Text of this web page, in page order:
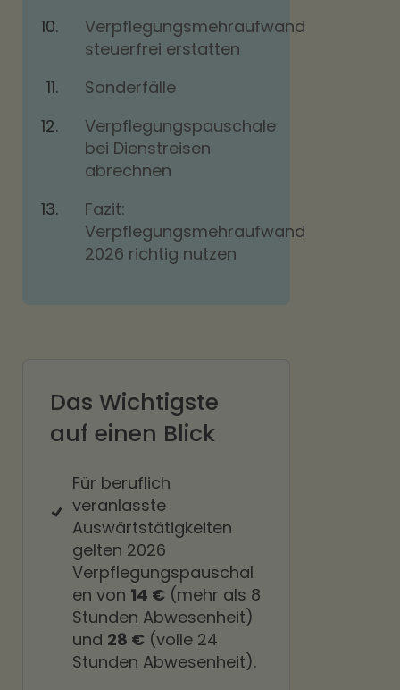
Verpflegungsmehraufwand
steuerfrei erstatten
Sonderfälle
Verpflegungspauschale
bei Dienstreisen
abrechnen
Fazit:
Verpflegungsmehraufwand
2026 richtig nutzen
Das Wichtigste
auf einen Blick
Für beruflich
veranlasste
Auswärtstätigkeiten
gelten 2026
Verpflegungspauschal
en von 14 € (mehr als 8
Stunden Abwesenheit)
und 28 € (volle 24
Stunden Abwesenheit).